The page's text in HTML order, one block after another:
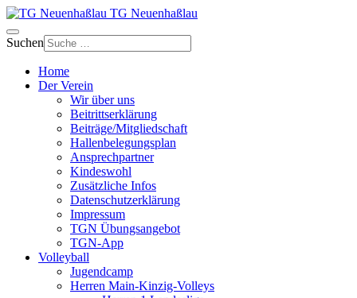
TG Neuenhaßlau
Suchen
Home
Der Verein
Wir über uns
Beitrittserklärung
Beiträge/Mitgliedschaft
Hallenbelegungsplan
Ansprechpartner
Kindeswohl
Zusätzliche Infos
Datenschutzerklärung
Impressum
TGN Übungsangebot
TGN-App
Volleyball
Jugendcamp
Herren Main-Kinzig-Volleys